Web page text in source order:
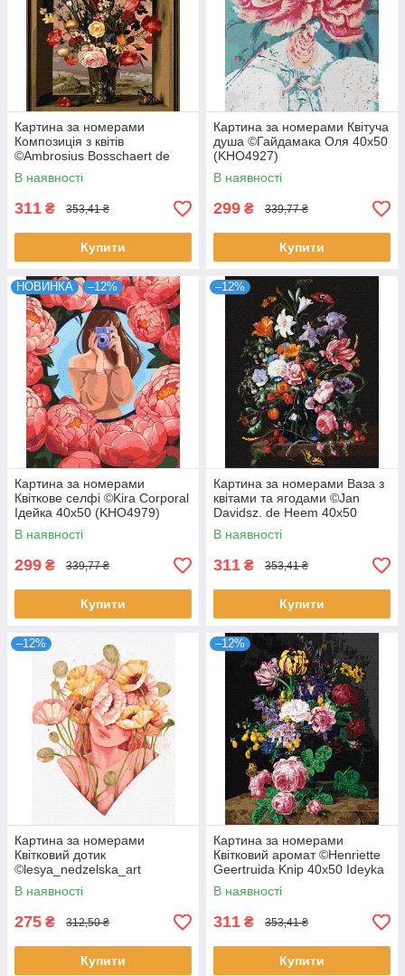
Картина за номерами
Композиція з квітів
©Ambrosius Bosschaert de
Oude 40х50 Ідейка
(KHO2075)
В наявності
311 ₴ 353,41 ₴
Купити
Картина за номерами Квітуча
душа ©Гайдамака Оля 40х50
(KHO4927)
В наявності
299 ₴ 339,77 ₴
Купити
НОВИНКА –12%
Картина за номерами
Квіткове селфі ©Kira Corporal
Ідейка 40х50 (KHO4979)
В наявності
299 ₴ 339,77 ₴
Купити
–12%
Картина за номерами Ваза з
квітами та ягодами ©Jan
Davidsz. de Heem 40х50
Идейка (KHO3208)
В наявності
311 ₴ 353,41 ₴
Купити
–12%
Картина за номерами
Квітковий дотик
©lesya_nedzelska_art
KHO2589 Ідейка (KHO2589)
В наявності
275 ₴ 312,50 ₴
Купити
–12%
Картина за номерами
Квітковий аромат ©Henriette
Geertruida Knip 40x50 Ideyka
(KHO2048)
В наявності
311 ₴ 353,41 ₴
Купити